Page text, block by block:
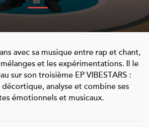
avec sa musique entre rap et chant,
et les expérimentations. Il le
sur son troisième EP VIBESTARS :
décortique, analyse et combine ses
émotionnels et musicaux.